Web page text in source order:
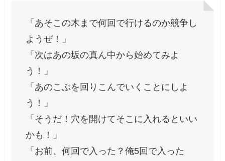
「あそこの木まで何回で行けるのか競争し
ようぜ！」
「次はあの坂の真ん中から始めてみよ
う！」
「あのこぶを回りこんでいくことにしよ
う！」
「そうだ！穴を開けてそこに入れるといい
かも！」
「お前、何回で入った？俺5回で入った